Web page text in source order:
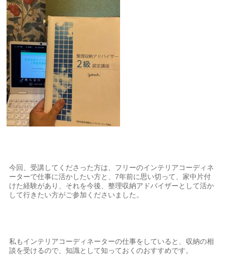
今回、受講してくださった方は、フリーのインテリアコーディネ
ーターで仕事に活かしたい方と、7年前に思い切って、家中片付
けた経験があり、それを今後、整理収納アドバイザーとして活か
して行きたい方がご参加くださいました。
私もインテリアコーディネーターの仕事をしていると、収納の相
談を受けるので、知識として知っておくのおすすめです。